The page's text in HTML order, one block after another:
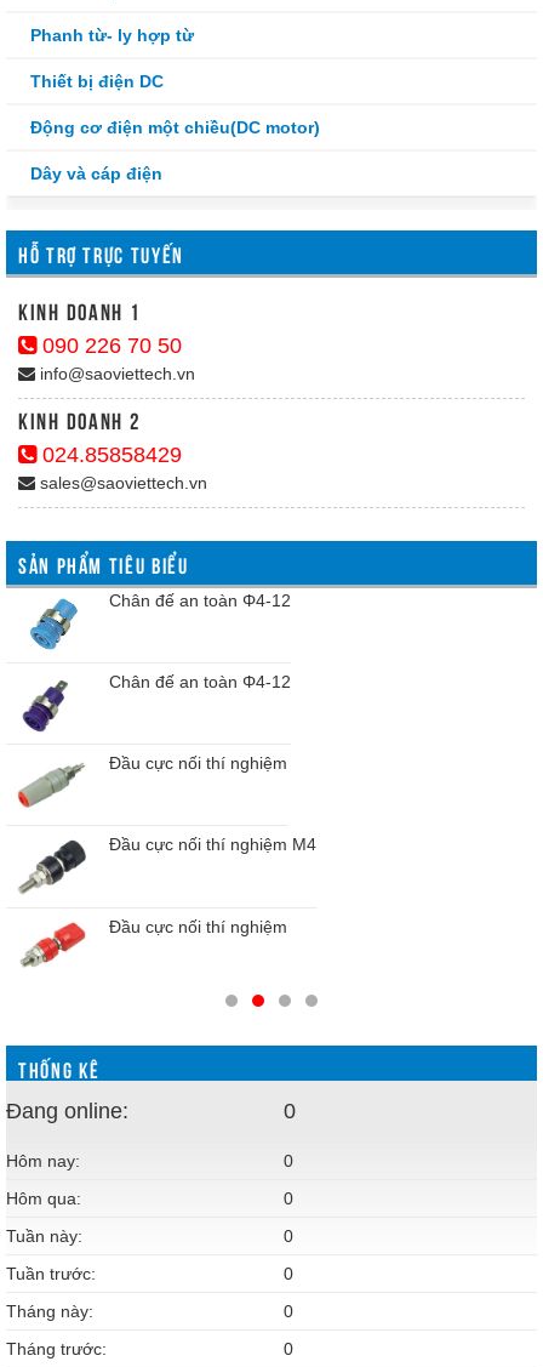
Phanh từ- ly hợp từ
Thiết bị điện DC
Động cơ điện một chiều(DC motor)
Dây và cáp điện
HỖ TRỢ TRỰC TUYẾN
kinh doanh 1
090 226 70 50
info@saoviettech.vn
Kinh doanh 2
024.85858429
sales@saoviettech.vn
SẢN PHẨM TIÊU BIỂU
Chân đế an toàn Φ4-12
Chân đế an toàn Φ4-12
Đầu cực nối thí nghiệm
Đầu cực nối thí nghiệm M4
Đầu cực nối thí nghiệm
THỐNG KÊ
Đang online: 0
Hôm nay:
0
Hôm qua:
0
Tuần này:
0
Tuần trước:
0
Tháng này:
0
Tháng trước:
0